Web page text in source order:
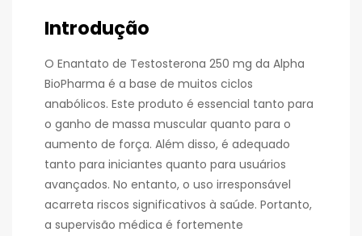
Introdução
O Enantato de Testosterona 250 mg da Alpha
BioPharma é a base de muitos ciclos
anabólicos. Este produto é essencial tanto para
o ganho de massa muscular quanto para o
aumento de força. Além disso, é adequado
tanto para iniciantes quanto para usuários
avançados. No entanto, o uso irresponsável
acarreta riscos significativos à saúde. Portanto,
a supervisão médica é fortemente